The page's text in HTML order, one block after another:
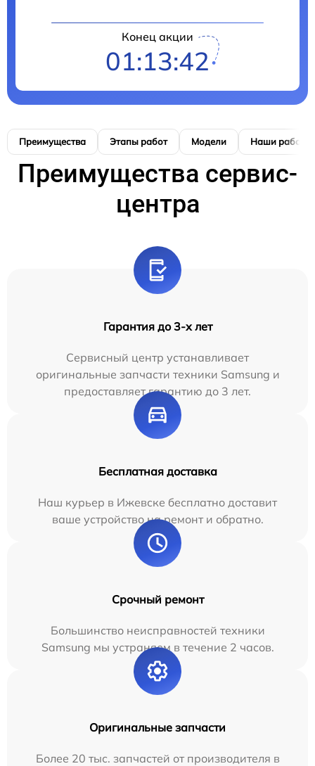
Конец акции
01:13:41
Преимущества Этапы работ Модели Наши работы
Преимущества сервис-
центра
Гарантия до 3-х лет
Сервисный центр устанавливает
оригинальные запчасти техники Samsung и
предоставляет гарантию до 3 лет.
Бесплатная доставка
Наш курьер в Ижевске бесплатно доставит
ваше устройство на ремонт и обратно.
Срочный ремонт
Большинство неисправностей техники
Samsung мы устраняем в течение 2 часов.
Оригинальные запчасти
Более 20 тыс. запчастей от производителя в